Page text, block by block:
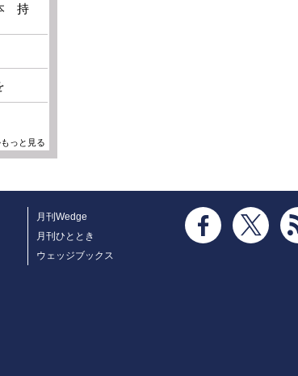
持
っと見る
月刊Wedge
月刊ひととき
ウェッジブックス